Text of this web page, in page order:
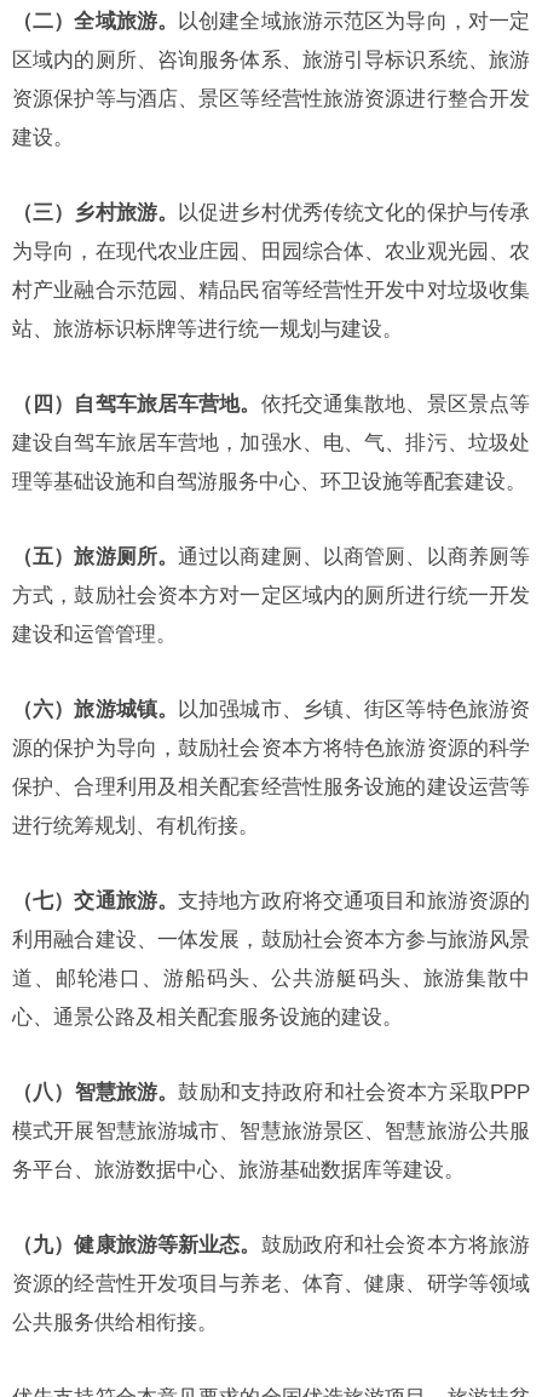
（二）全域旅游。 以创建全域旅游示范区为导向，对一定
区域内的厕所、咨询服务体系、旅游引导标识系统、旅游
资源保护等与酒店、景区等经营性旅游资源进行整合开发
建设。
（三）乡村旅游。 以促进乡村优秀传统文化的保护与传承
为导向，在现代农业庄园、田园综合体、农业观光园、农
村产业融合示范园、精品民宿等经营性开发中对垃圾收集
站、旅游标识标牌等进行统一规划与建设。
（四）自驾车旅居车营地。 依托交通集散地、景区景点等
建设自驾车旅居车营地，加强水、电、气、排污、垃圾处
理等基础设施和自驾游服务中心、环卫设施等配套建设。
（五）旅游厕所。 通过以商建厕、以商管厕、以商养厕等
方式，鼓励社会资本方对一定区域内的厕所进行统一开发
建设和运管管理。
（六）旅游城镇。 以加强城市、乡镇、街区等特色旅游资
源的保护为导向，鼓励社会资本方将特色旅游资源的科学
保护、合理利用及相关配套经营性服务设施的建设运营等
进行统筹规划、有机衔接。
（七）交通旅游。 支持地方政府将交通项目和旅游资源的
利用融合建设、一体发展，鼓励社会资本方参与旅游风景
道、邮轮港口、游船码头、公共游艇码头、旅游集散中
心、通景公路及相关配套服务设施的建设。
（八）智慧旅游。鼓励和支持政府和社会资本方采取PPP
模式开展智慧旅游城市、智慧旅游景区、智慧旅游公共服
务平台、旅游数据中心、旅游基础数据库等建设。
（九）健康旅游等新业态。 鼓励政府和社会资本方将旅游
资源的经营性开发项目与养老、体育、健康、研学等领域
公共服务供给相衔接。